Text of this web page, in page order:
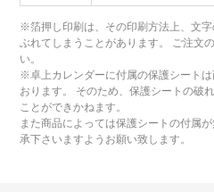
※箔押し印刷は、その印刷方法上、文
ぶれてしまうことがあります。 ご注文
い。
※卓上カレンダーに付属の保護シート
おります。 そのため、保護シートの破
ことができかねます。
また商品によっては保護シートの付属
承下さいますようお願い致します。